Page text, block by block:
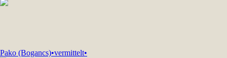
Pako (Bogancs)•vermittelt•